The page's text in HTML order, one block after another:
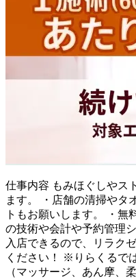
仕事内容 もみほぐしやス
ます。 ・店舗の清掃やタ
トもお願いします。 ・無
の技術や会計や予約管理
入店できるので、リラク
ください！ ※りらくるで
（マッサージ、あん摩、